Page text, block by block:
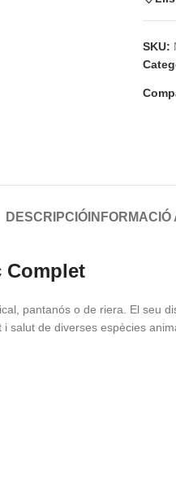
SKU:
DESCRIPCIÓINFORMACIÓ
Complet
pantanós o de riera. El seu
salut de diverses espècies